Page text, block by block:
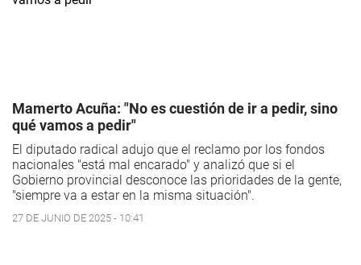
Mamerto Acuña: "No es cuestión de ir a pedir, sino
qué vamos a pedir"
El diputado radical adujo que el reclamo por los fondos
nacionales "está mal encarado" y analizó que si el
Gobierno provincial desconoce las prioridades de la gente,
"siempre va a estar en la misma situación".
27 DE JUNIO DE 2025 - 10:41